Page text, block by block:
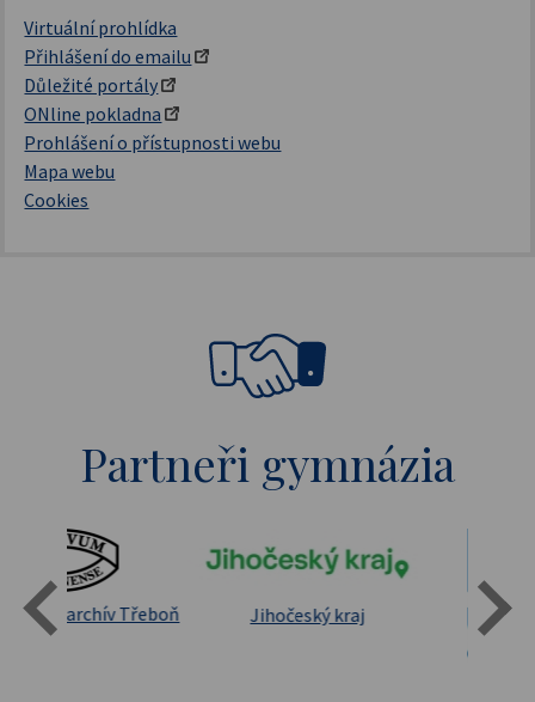
Virtuální prohlídka
Přihlášení do emailu
Důležité portály
ONline pokladna
Prohlášení o přístupnosti webu
Mapa webu
Cookies
Partneři gymnázia
Státní oblastní archív Třeboň Jihočeský kraj